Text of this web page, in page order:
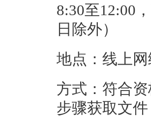
8:30至12:00
日除外）
地点：线上网
方式：符合
步骤获取文